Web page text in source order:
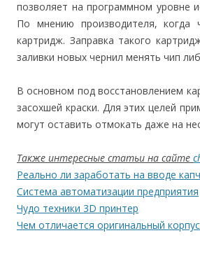
позволяет на программном уровне
По мнению производителя, когда
картридж. Заправка такого
заливки новых чернил менять чип
В основном под восстановлением
засохшей краски. Для этих целей
могут оставить отмокать даже на
Также интересные статьи на сайте
Реально ли заработать на вводе
Система автоматизации предприятия
Чудо техники 3D принтер
Чем отличается оригинальный